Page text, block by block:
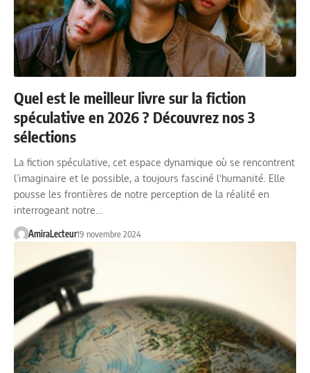
Quel est le meilleur livre sur la fiction
spéculative en 2026 ? Découvrez nos 3
sélections
La fiction spéculative, cet espace dynamique où se rencontrent
l’imaginaire et le possible, a toujours fasciné l'humanité. Elle
pousse les frontières de notre perception de la réalité en
interrogeant notre…
AmiraLecteur19 novembre 2024